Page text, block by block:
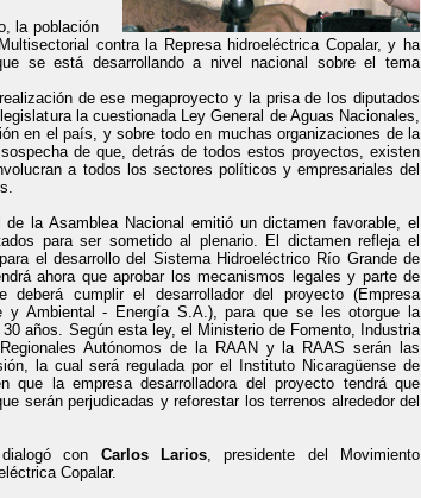
la población
contra la Represa hidroeléctrica Copalar, y ha
se está desarrollando a nivel nacional sobre el tema
de ese megaproyecto y la prisa de los diputados
la cuestionada Ley General de Aguas Nacionales,
en el país, y sobre todo en muchas organizaciones de la
de que, detrás de todos estos proyectos, existen
a todos los sectores políticos y empresariales del
la Asamblea Nacional emitió un dictamen favorable, el
para ser sometido al plenario. El dictamen refleja el
el desarrollo del Sistema Hidroeléctrico Río Grande de
ahora que aprobar los mecanismos legales y parte de
deberá cumplir el desarrollador del proyecto (Empresa
y Ambiental - Energía S.A.), para que se les otorgue la
años. Según esta ley, el Ministerio de Fomento, Industria
Autónomos de la RAAN y la RAAS serán las
la cual será regulada por el Instituto Nicaragüense de
que la empresa desarrolladora del proyecto tendrá que
serán perjudicadas y reforestar los terrenos alrededor del
con Carlos Larios, presidente del Movimiento
Copalar.